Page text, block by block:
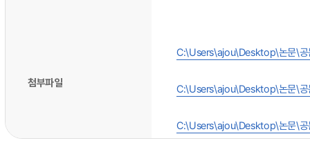
첨부파일
C:\Users\ajou\Desktop\논문\공
C:\Users\ajou\Desktop\논문\공
C:\Users\ajou\Desktop\논문\공